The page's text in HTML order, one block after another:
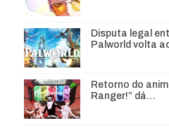
Disputa legal
Palworld volta
Retorno do
Ranger!” dá…